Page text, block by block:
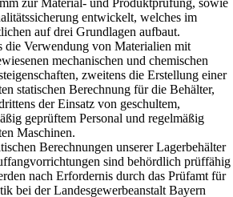
zur Material- und Produktprüfung, sowie
entwickelt, welches im
auf drei Grundlagen aufbaut.
die Verwendung von Materialien mit
mechanischen und chemischen
zweitens die Erstellung einer
statischen Berechnung für die Behälter,
der Einsatz von geschultem,
geprüftem Personal und regelmäßig
Maschinen.
Berechnungen unserer Lagerbehälter
sind behördlich prüffähig
nach Erfordernis durch das Prüfamt für
bei der Landesgewerbeanstalt Bayern